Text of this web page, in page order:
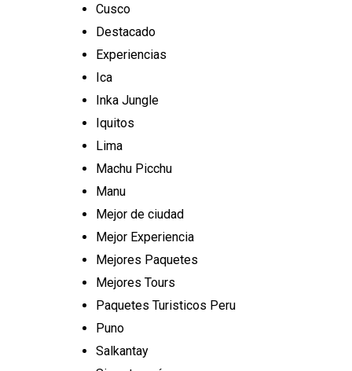
Cusco
Destacado
Experiencias
Ica
Inka Jungle
Iquitos
Lima
Machu Picchu
Manu
Mejor de ciudad
Mejor Experiencia
Mejores Paquetes
Mejores Tours
Paquetes Turisticos Peru
Puno
Salkantay